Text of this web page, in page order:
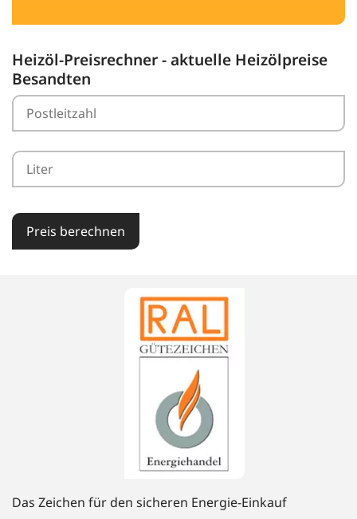
Heizöl-Preisrechner - aktuelle Heizölpreise
Besandten
Preis berechnen
Das Zeichen für den sicheren Energie-Einkauf